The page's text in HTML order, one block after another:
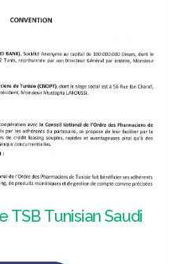
TSB Tunisian Saudi